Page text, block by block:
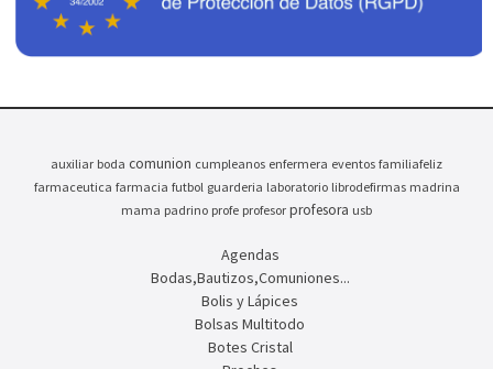
auxiliar boda comunion cumpleanos enfermera eventos familiafeliz
farmaceutica farmacia futbol guarderia laboratorio librodefirmas madrina
mama padrino profe profesor profesora usb
Agendas
Bodas,Bautizos,Comuniones...
Bolis y Lápices
Bolsas Multitodo
Botes Cristal